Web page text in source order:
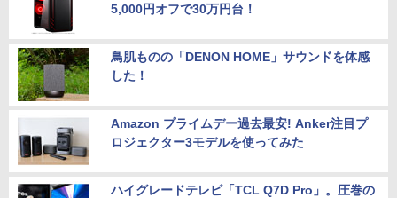
5,000円オフで30万円台！
鳥肌ものの「DENON HOME」サウンドを体感
した！
Amazon プライムデー過去最安! Anker注目プ
ロジェクター3モデルを使ってみた
ハイグレードテレビ「TCL Q7D Pro」。圧巻の